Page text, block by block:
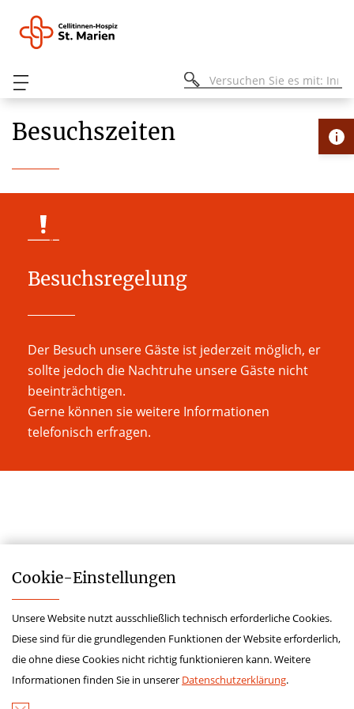
Besuchszeiten
Besuchsregelung
Der Besuch unsere Gäste ist jederzeit möglich, er
sollte jedoch die Nachtruhe unsere Gäste nicht
beeinträchtigen.
Gerne können sie weitere Informationen
telefonisch erfragen.
Impressum
Kontakt
Hinweisgeberschutz
Cookie-­Einstellungen
Unsere Website nutzt ausschließlich technisch erforderliche Cookies.
Diese sind für die grundlegenden Funktionen der Website erforderlich,
die ohne diese Cookies nicht richtig funktionieren kann. Weitere
Informationen finden Sie in unserer Datenschutzerklärung.